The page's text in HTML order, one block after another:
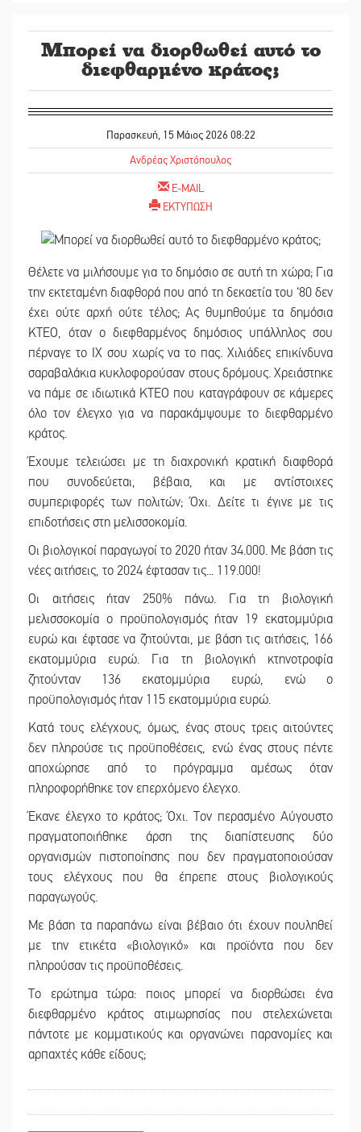
Μπορεί να διορθωθεί αυτό το
διεφθαρμένο κράτος;
Παρασκευή, 15 Μάιος 2026 08:22
Ανδρέας Χριστόπουλος
E-MAIL
ΕΚΤΥΠΩΣΗ
Θέλετε να μιλήσουμε για το δημόσιο σε αυτή τη χώρα; Για
την εκτεταμένη διαφθορά που από τη δεκαετία του ‘80 δεν
έχει ούτε αρχή ούτε τέλος; Ας θυμηθούμε τα δημόσια
ΚΤΕΟ, όταν ο διεφθαρμένος δημόσιος υπάλληλος σου
πέρναγε το ΙΧ σου χωρίς να το πας. Χιλιάδες επικίνδυνα
σαραβαλάκια κυκλοφορούσαν στους δρόμους. Χρειάστηκε
να πάμε σε ιδιωτικά ΚΤΕΟ που καταγράφουν σε κάμερες
όλο τον έλεγχο για να παρακάμψουμε το διεφθαρμένο
κράτος.
Έχουμε τελειώσει με τη διαχρονική κρατική διαφθορά
που συνοδεύεται, βέβαια, και με αντίστοιχες
συμπεριφορές των πολιτών; Όχι. Δείτε τι έγινε με τις
επιδοτήσεις στη μελισσοκομία.
Οι βιολογικοί παραγωγοί το 2020 ήταν 34.000. Με βάση τις
νέες αιτήσεις, το 2024 έφτασαν τις... 119.000!
Οι αιτήσεις ήταν 250% πάνω. Για τη βιολογική
μελισσοκομία ο προϋπολογισμός ήταν 19 εκατομμύρια
ευρώ και έφτασε να ζητούνται, με βάση τις αιτήσεις, 166
εκατομμύρια ευρώ. Για τη βιολογική κτηνοτροφία
ζητούνταν 136 εκατομμύρια ευρώ, ενώ ο
προϋπολογισμός ήταν 115 εκατομμύρια ευρώ.
Κατά τους ελέγχους, όμως, ένας στους τρεις αιτούντες
δεν πληρούσε τις προϋποθέσεις, ενώ ένας στους πέντε
αποχώρησε από το πρόγραμμα αμέσως όταν
πληροφορήθηκε τον επερχόμενο έλεγχο.
Έκανε έλεγχο το κράτος; Όχι. Τον περασμένο Αύγουστο
πραγματοποιήθηκε άρση της διαπίστευσης δύο
οργανισμών πιστοποίησης που δεν πραγματοποιούσαν
τους ελέγχους που θα έπρεπε στους βιολογικούς
παραγωγούς.
Με βάση τα παραπάνω είναι βέβαιο ότι έχουν πουληθεί
με την ετικέτα «βιολογικό» και προϊόντα που δεν
πληρούσαν τις προϋποθέσεις.
Το ερώτημα τώρα: ποιος μπορεί να διορθώσει ένα
διεφθαρμένο κράτος ατιμωρησίας που στελεχώνεται
πάντοτε με κομματικούς και οργανώνει παρανομίες και
αρπαχτές κάθε είδους;